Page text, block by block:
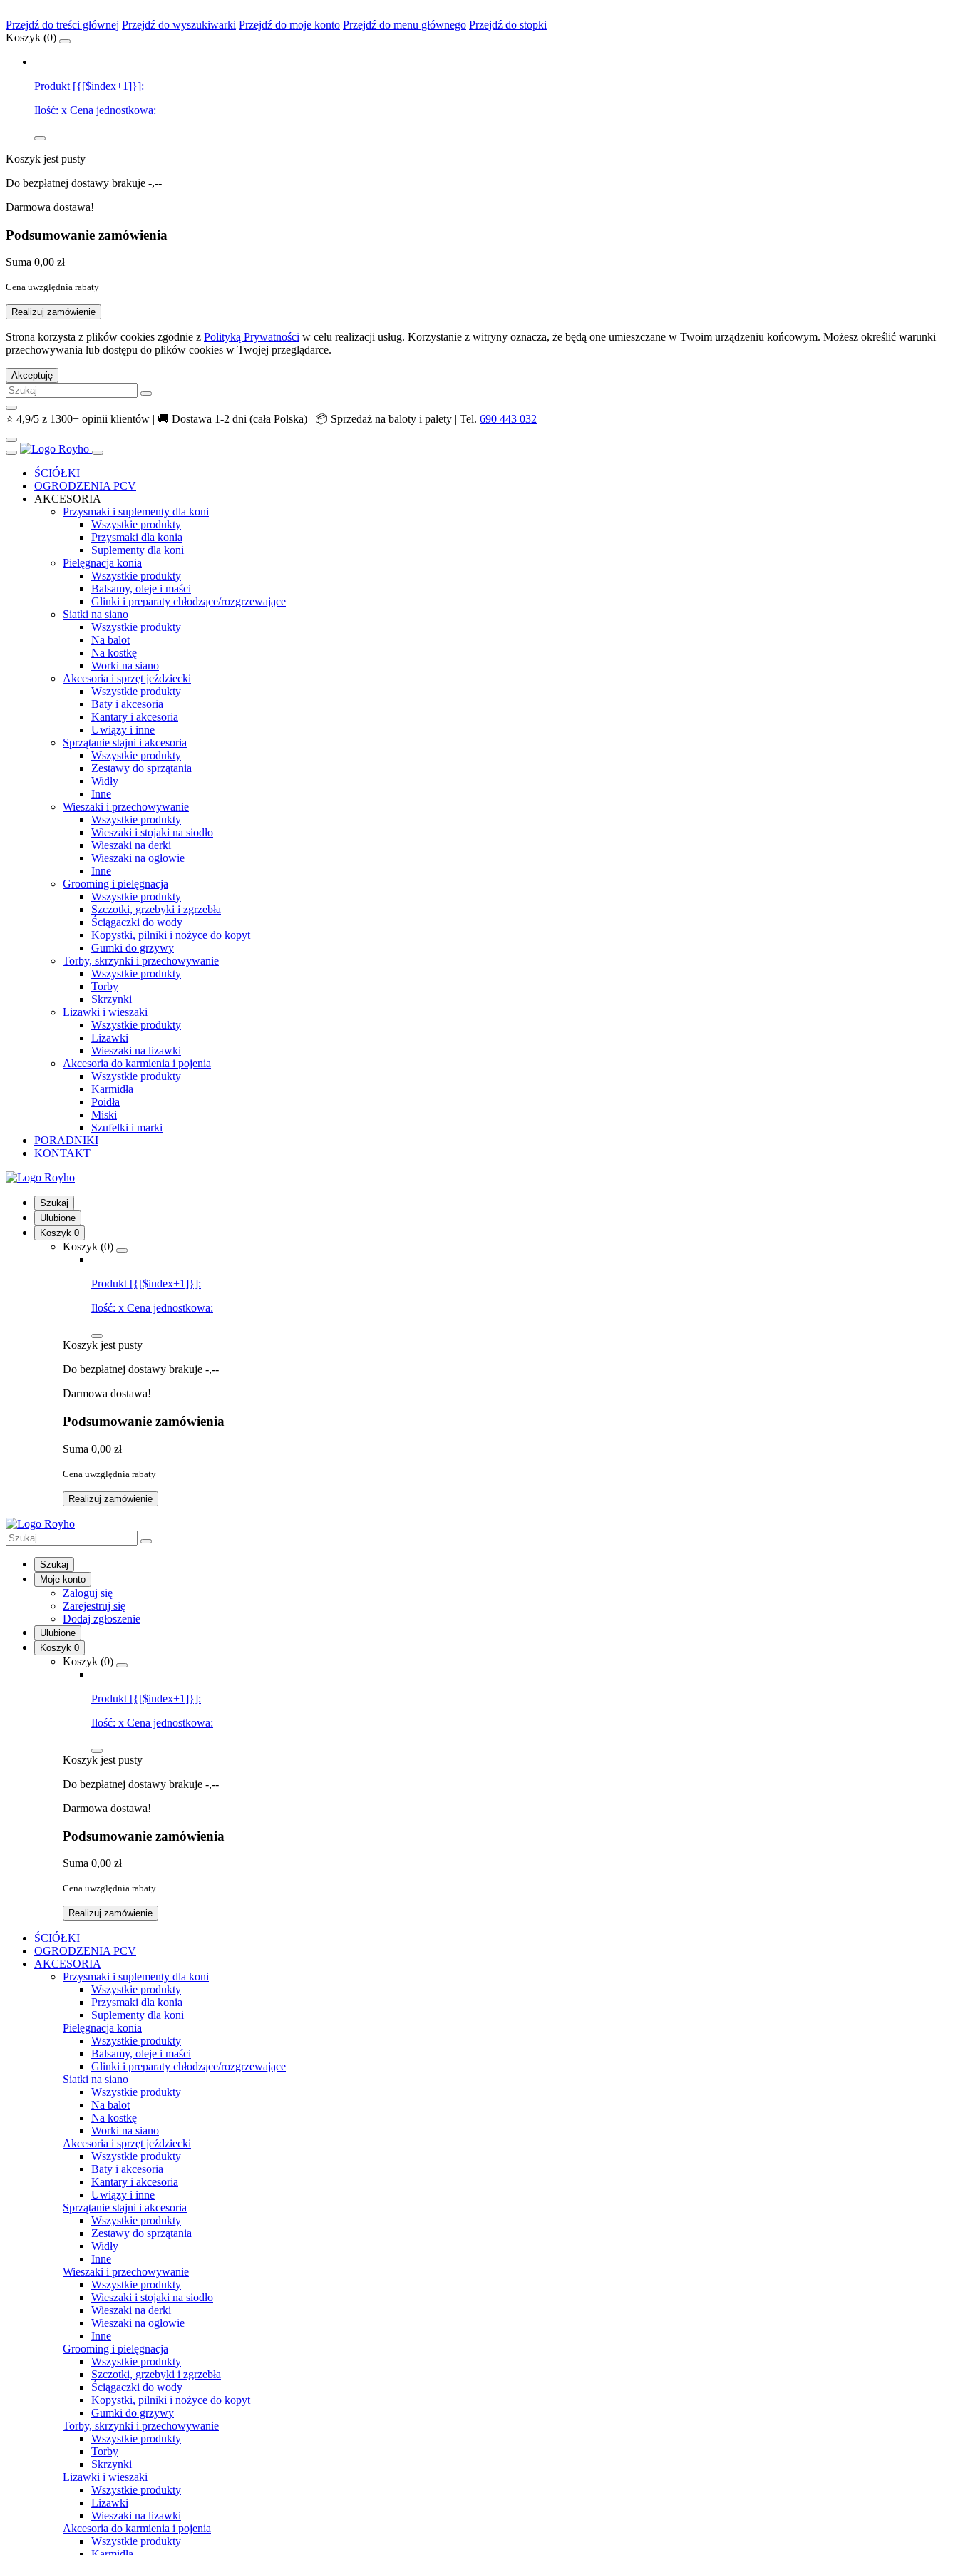
Przejdź do treści głównej Przejdź do wyszukiwarki Przejdź do moje konto Przejdź do menu głównego Przejdź do stopki
Koszyk (0)
Produkt [{[$index+1]}]:
Ilość: x Cena jednostkowa:
Koszyk jest pusty
Do bezpłatnej dostawy brakuje -,--
Darmowa dostawa!
Podsumowanie zamówienia
Suma 0,00 zł
Cena uwzględnia rabaty
Realizuj zamówienie
Strona korzysta z plików cookies zgodnie z Polityką Prywatności w celu realizacji usług. Korzystanie z witryny oznacza, że będą one umieszczane w Twoim urządzeniu końcowym. Możesz określić warunki
przechowywania lub dostępu do plików cookies w Twojej przeglądarce.
Akceptuję
⭐ 4,9/5 z 1300+ opinii klientów | 🚚 Dostawa 1-2 dni (cała Polska) | 📦 Sprzedaż na baloty i palety | Tel. 690 443 032
ŚCIÓŁKI
OGRODZENIA PCV
AKCESORIA
Przysmaki i suplementy dla koni
Wszystkie produkty
Przysmaki dla konia
Suplementy dla koni
Pielęgnacja konia
Wszystkie produkty
Balsamy, oleje i maści
Glinki i preparaty chłodzące/rozgrzewające
Siatki na siano
Wszystkie produkty
Na balot
Na kostkę
Worki na siano
Akcesoria i sprzęt jeździecki
Wszystkie produkty
Baty i akcesoria
Kantary i akcesoria
Uwiązy i inne
Sprzątanie stajni i akcesoria
Wszystkie produkty
Zestawy do sprzątania
Widły
Inne
Wieszaki i przechowywanie
Wszystkie produkty
Wieszaki i stojaki na siodło
Wieszaki na derki
Wieszaki na ogłowie
Inne
Grooming i pielęgnacja
Wszystkie produkty
Szczotki, grzebyki i zgrzebła
Ściągaczki do wody
Kopystki, pilniki i nożyce do kopyt
Gumki do grzywy
Torby, skrzynki i przechowywanie
Wszystkie produkty
Torby
Skrzynki
Lizawki i wieszaki
Wszystkie produkty
Lizawki
Wieszaki na lizawki
Akcesoria do karmienia i pojenia
Wszystkie produkty
Karmidła
Poidła
Miski
Szufelki i marki
PORADNIKI
KONTAKT
Szukaj
Ulubione
Koszyk 0
Koszyk (0)
Produkt [{[$index+1]}]:
Ilość: x Cena jednostkowa:
Koszyk jest pusty
Do bezpłatnej dostawy brakuje -,--
Darmowa dostawa!
Podsumowanie zamówienia
Suma 0,00 zł
Cena uwzględnia rabaty
Realizuj zamówienie
Szukaj
Moje konto
Zaloguj się
Zarejestruj się
Dodaj zgłoszenie
Ulubione
Koszyk 0
Koszyk (0)
Produkt [{[$index+1]}]:
Ilość: x Cena jednostkowa:
Koszyk jest pusty
Do bezpłatnej dostawy brakuje -,--
Darmowa dostawa!
Podsumowanie zamówienia
Suma 0,00 zł
Cena uwzględnia rabaty
Realizuj zamówienie
ŚCIÓŁKI
OGRODZENIA PCV
AKCESORIA
Przysmaki i suplementy dla koni
Wszystkie produkty
Przysmaki dla konia
Suplementy dla koni
Pielęgnacja konia
Wszystkie produkty
Balsamy, oleje i maści
Glinki i preparaty chłodzące/rozgrzewające
Siatki na siano
Wszystkie produkty
Na balot
Na kostkę
Worki na siano
Akcesoria i sprzęt jeździecki
Wszystkie produkty
Baty i akcesoria
Kantary i akcesoria
Uwiązy i inne
Sprzątanie stajni i akcesoria
Wszystkie produkty
Zestawy do sprzątania
Widły
Inne
Wieszaki i przechowywanie
Wszystkie produkty
Wieszaki i stojaki na siodło
Wieszaki na derki
Wieszaki na ogłowie
Inne
Grooming i pielęgnacja
Wszystkie produkty
Szczotki, grzebyki i zgrzebła
Ściągaczki do wody
Kopystki, pilniki i nożyce do kopyt
Gumki do grzywy
Torby, skrzynki i przechowywanie
Wszystkie produkty
Torby
Skrzynki
Lizawki i wieszaki
Wszystkie produkty
Lizawki
Wieszaki na lizawki
Akcesoria do karmienia i pojenia
Wszystkie produkty